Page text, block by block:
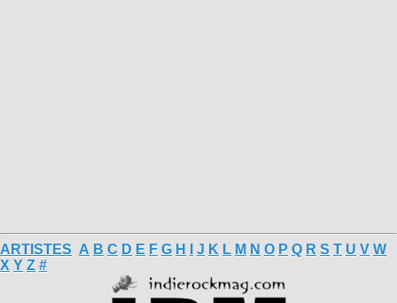
ARTISTES A B C D E F G H J K L M N O P Q R S T U V W
X Y Z #